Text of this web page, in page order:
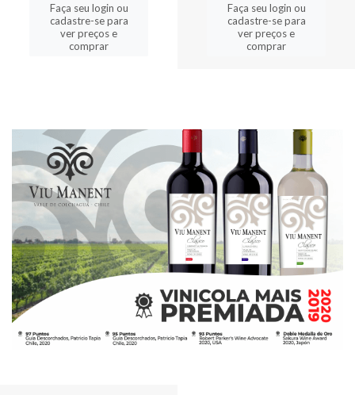
Faça seu login ou
cadastre-se para
ver preços e
comprar
Faça seu login ou
cadastre-se para
ver preços e
comprar